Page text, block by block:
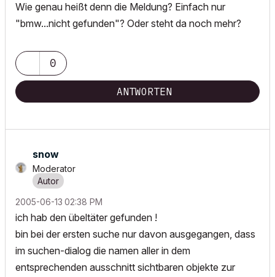
Wie genau heißt denn die Meldung? Einfach nur
"bmw...nicht gefunden"? Oder steht da noch mehr?
0
ANTWORTEN
snow
Moderator
‎2005-06-13 02:38 PM
ich hab den übeltäter gefunden !
bin bei der ersten suche nur davon ausgegangen, dass
im suchen-dialog die namen aller in dem
entsprechenden ausschnitt sichtbaren objekte zur